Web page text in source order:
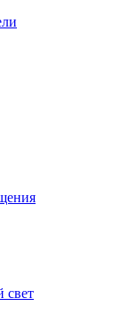
свет